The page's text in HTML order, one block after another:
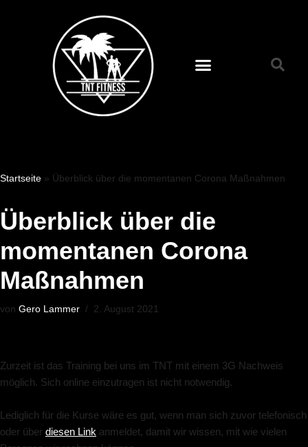
Startseite » Überblick über die momentanen Corona Maßnahmen
Überblick über die
momentanen Corona
Maßnahmen
von Gero Lammer 2. August 2021
Zurzeit ist das Training bei uns im TNT mit einem 3G Nachweis
möglich. Sich online einzutragen ist nicht notwendig.
Lediglich für die Kurse wäre es gut, wenn man sich zuvor telefonisch
oder über diesen Link anmeldet, damit wir wissen, mit wie vielen